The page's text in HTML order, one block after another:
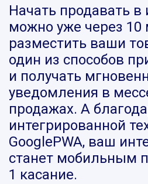
Начать продавать в
можно уже через 10
разместить ваши
один из способов
и получать
уведомления в
продажах. А
интегрированной
GooglePWA, ваш
станет мобильным
1 касание.